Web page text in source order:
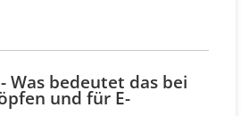
Was bedeutet das bei
und für E-